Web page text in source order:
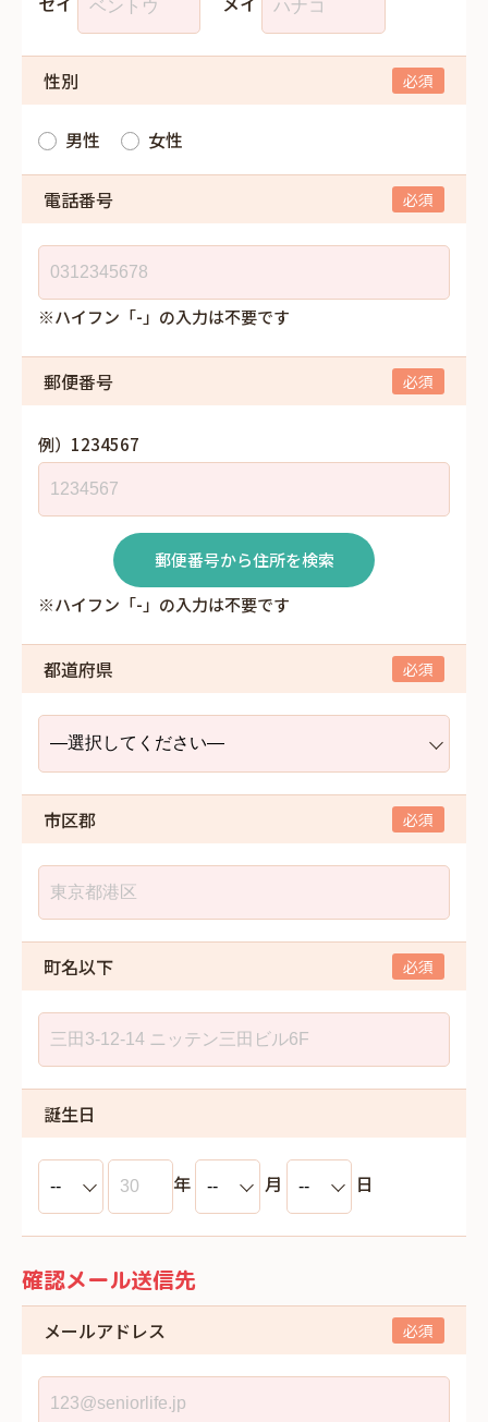
性別
男性 女性
電話番号
※ハイフン「-」の入力は不要です
郵便番号
例）1234567
郵便番号から住所を検索
※ハイフン「-」の入力は不要です
都道府県
市区郡
町名以下
誕生日
年 月 日
確認メール送信先
メールアドレス